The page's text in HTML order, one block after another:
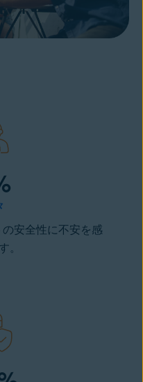
安全性に不安を感
。